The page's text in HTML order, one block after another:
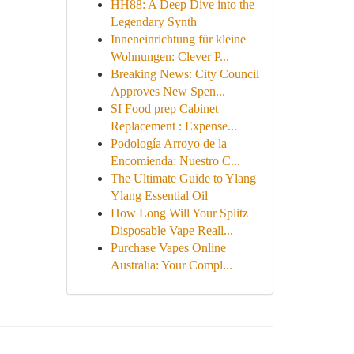
HH88: A Deep Dive into the
Legendary Synth
Inneneinrichtung für kleine
Wohnungen: Clever P...
Breaking News: City Council
Approves New Spen...
SI Food prep Cabinet
Replacement : Expense...
Podología Arroyo de la
Encomienda: Nuestro C...
The Ultimate Guide to Ylang
Ylang Essential Oil
How Long Will Your Splitz
Disposable Vape Reall...
Purchase Vapes Online
Australia: Your Compl...